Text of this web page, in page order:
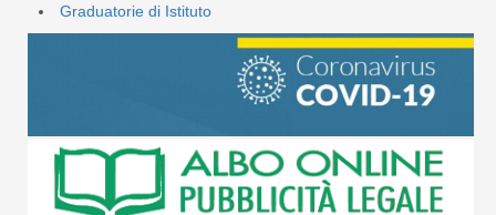
Graduatorie di Istituto